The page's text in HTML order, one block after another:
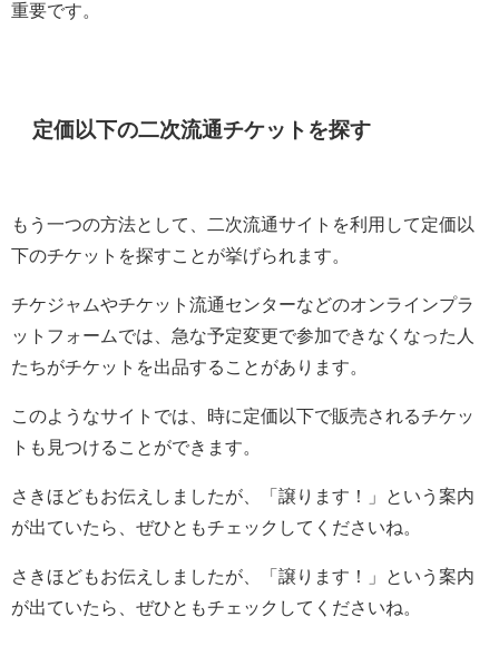
重要です。
定価以下の二次流通チケットを探す
もう一つの方法として、二次流通サイトを利用して定価以
下のチケットを探すことが挙げられます。
チケジャムやチケット流通センターなどのオンラインプラ
ットフォームでは、急な予定変更で参加できなくなった人
たちがチケットを出品することがあります。
このようなサイトでは、時に定価以下で販売されるチケッ
トも見つけることができます。
さきほどもお伝えしましたが、「譲ります！」という案内
が出ていたら、ぜひともチェックしてくださいね。
さきほどもお伝えしましたが、「譲ります！」という案内
が出ていたら、ぜひともチェックしてくださいね。